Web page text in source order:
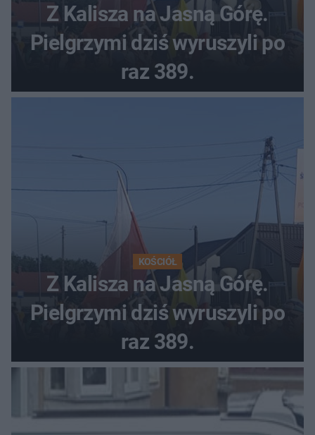
Z Kalisza na Jasną Górę.
Pielgrzymi dziś wyruszyli po
raz 389.
KOŚCIÓŁ
Z Kalisza na Jasną Górę.
Pielgrzymi dziś wyruszyli po
raz 389.